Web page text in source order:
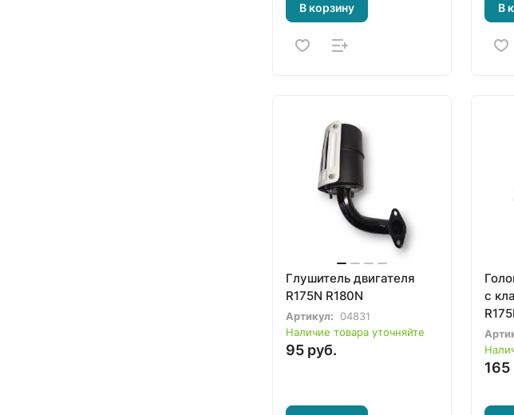
В корзину В
Глушитель двигателя
R175N R180N
Артикул:
04831
Наличие товара уточняйте
95 руб.
с
165